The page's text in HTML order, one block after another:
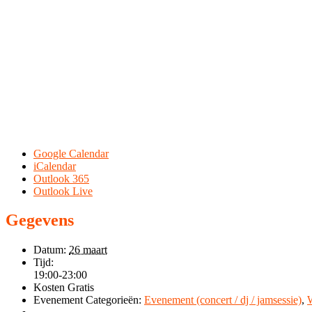
Google Calendar
iCalendar
Outlook 365
Outlook Live
Gegevens
Datum: 26 maart
Tijd:
19:00-23:00
Kosten Gratis
Evenement Categorieën: Evenement (concert / dj / jamsessie),